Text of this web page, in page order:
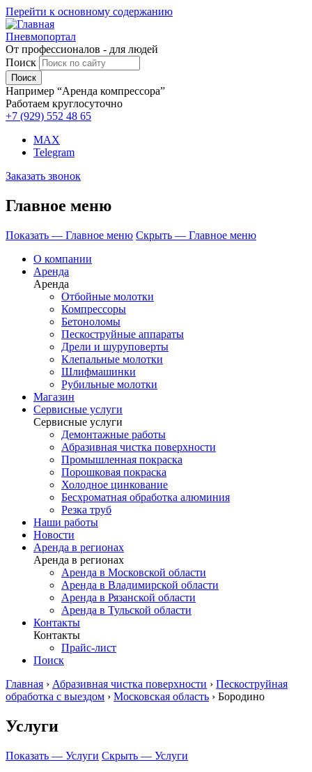
Перейти к основному содержанию
Пневмопортал
От профессионалов - для людей
Поиск
Например “Аренда компрессора”
Работаем круглосуточно
+7 (929) 552 48 65
MAX
Telegram
Заказать звонок
Главное меню
Показать — Главное меню Скрыть — Главное меню
О компании
Аренда
Аренда
Отбойные молотки
Компрессоры
Бетоноломы
Пескоструйные аппараты
Дрели и шуруповерты
Клепальные молотки
Шлифмашинки
Рубильные молотки
Магазин
Сервисные услуги
Сервисные услуги
Демонтажные работы
Абразивная чистка поверхности
Промышленная покраска
Порошковая покраска
Холодное цинкование
Бесхроматная обработка алюминия
Резка труб
Наши работы
Новости
Аренда в регионах
Аренда в регионах
Аренда в Московской области
Аренда в Владимирской области
Аренда в Рязанской области
Аренда в Тульской области
Контакты
Контакты
Прайс-лист
Поиск
Главная › Абразивная чистка поверхности › Пескоструйная
обработка с выездом › Московская область › Бородино
Услуги
Показать — Услуги Скрыть — Услуги